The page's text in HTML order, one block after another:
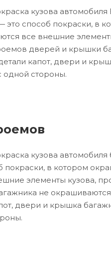
кузова
это способ покраски, в
все внешние
дверей и крышки
капот, двери и
одной стороны.
кузова
покраски, в котором
элементы кузова,
не
двери и крышка